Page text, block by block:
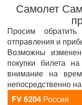
Самолет
Просим
отправления и
Возможны
покупки билета
внимание на
непосредственно
FV 6204 Россия